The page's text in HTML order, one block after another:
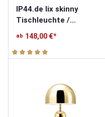
IP44.de lix skinny
Tischleuchte /
Akkuleuchte - mit
Charging Base
ab 148,00 €*
Durchschnittliche